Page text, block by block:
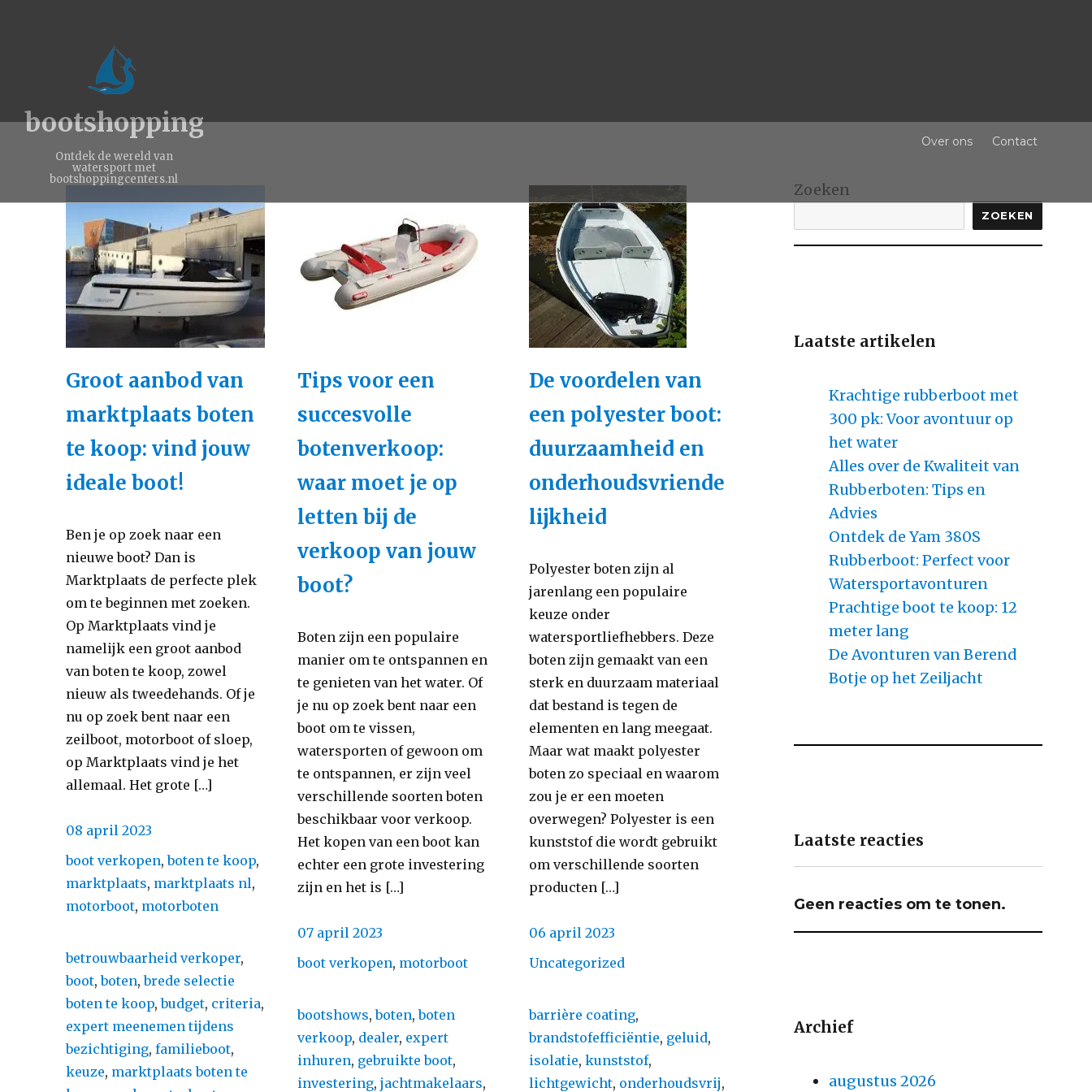
bootshoppingcenters.nl
Ontdek de wereld van
watersport met
bootshoppingcenters.nl
Over ons Contact
Groot aanbod van
marktplaats boten
te koop: vind jouw
ideale boot!
Ben je op zoek naar een
nieuwe boot? Dan is
Marktplaats de perfecte plek
om te beginnen met zoeken.
Op Marktplaats vind je
namelijk een groot aanbod
van boten te koop, zowel
nieuw als tweedehands. Of je
nu op zoek bent naar een
zeilboot, motorboot of sloep,
op Marktplaats vind je het
allemaal. Het grote […]
Posted
on
08 april 2023
Categories
boot verkopen,boten te koop,
marktplaats, marktplaats nl,
motorboot, motorboten
Tags
betrouwbaarheid verkoper,
boot,boten,brede selectie
boten te koop,budget, criteria,
expert meenemen tijdens
bezichtiging,familieboot,
keuze, marktplaats boten te
Tips voor een
succesvolle
botenverkoop:
waar moet je op
letten bij de
verkoop van jouw
boot?
Boten zijn een populaire
manier om te ontspannen en
te genieten van het water. Of
je nu op zoek bent naar een
boot om te vissen,
watersporten of gewoon om
te ontspannen, er zijn veel
verschillende soorten boten
beschikbaar voor verkoop.
Het kopen van een boot kan
echter een grote investering
zijn en het is […]
Posted
on
07 april 2023
Categories
boot verkopen, motorboot
Tags
bootshows,boten,boten
verkoop, dealer, expert
inhuren, gebruikte boot,
investering, jachtmakelaars,
De voordelen van
een polyester boot:
duurzaamheid en
onderhoudsvriende
lijkheid
Polyester boten zijn al
jarenlang een populaire
keuze onder
watersportliefhebbers. Deze
boten zijn gemaakt van een
sterk en duurzaam materiaal
dat bestand is tegen de
elementen en lang meegaat.
Maar wat maakt polyester
boten zo speciaal en waarom
zou je er een moeten
overwegen? Polyester is een
kunststof die wordt gebruikt
om verschillende soorten
producten […]
Posted
on
06 april 2023
Categories
Uncategorized
Tags
barrière coating,
brandstofefficiëntie, geluid,
isolatie, kunststof,
lichtgewicht, onderhoudsvrij,
Zoeken
ZOEKEN
Laatste artikelen
Krachtige rubberboot met
300 pk: Voor avontuur op
het water
Alles over de Kwaliteit van
Rubberboten: Tips en
Advies
Ontdek de Yam 380S
Rubberboot: Perfect voor
Watersportavonturen
Prachtige boot te koop: 12
meter lang
De Avonturen van Berend
Botje op het Zeiljacht
Laatste reacties
Geen reacties om te tonen.
Archief
augustus 2026